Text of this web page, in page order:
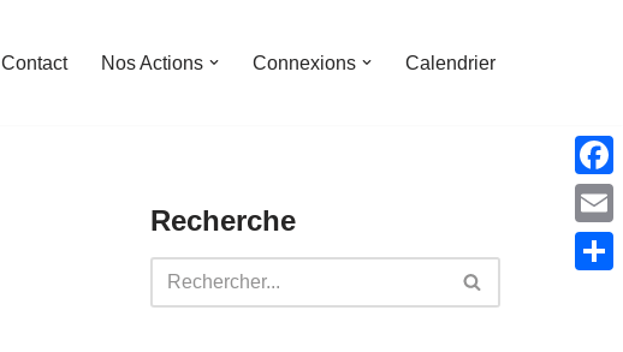
Contact Nos Actions Connexions Calendrier
Recherche
Email